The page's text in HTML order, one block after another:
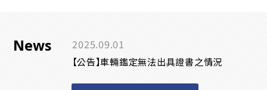
News 2025.09.01
【公告】車輛鑑定無法出具證書之情況